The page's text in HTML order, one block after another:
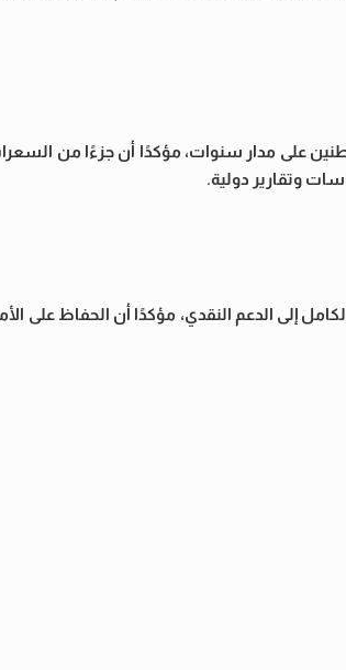
على مدار سنوات، مؤكدًا أن جزءًا من
وتقارير دولية.
إلى الدعم النقدي، مؤكدًا أن الحفاظ على